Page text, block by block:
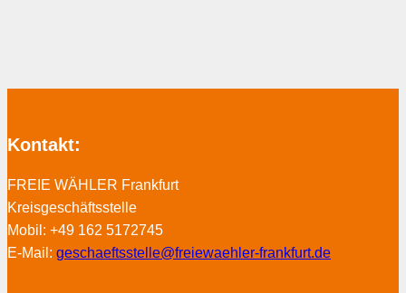
Kontakt:
FREIE WÄHLER Frankfurt
Kreisgeschäftsstelle
Mobil: +49 162 5172745
E-Mail: geschaeftsstelle@freiewaehler-frankfurt.de